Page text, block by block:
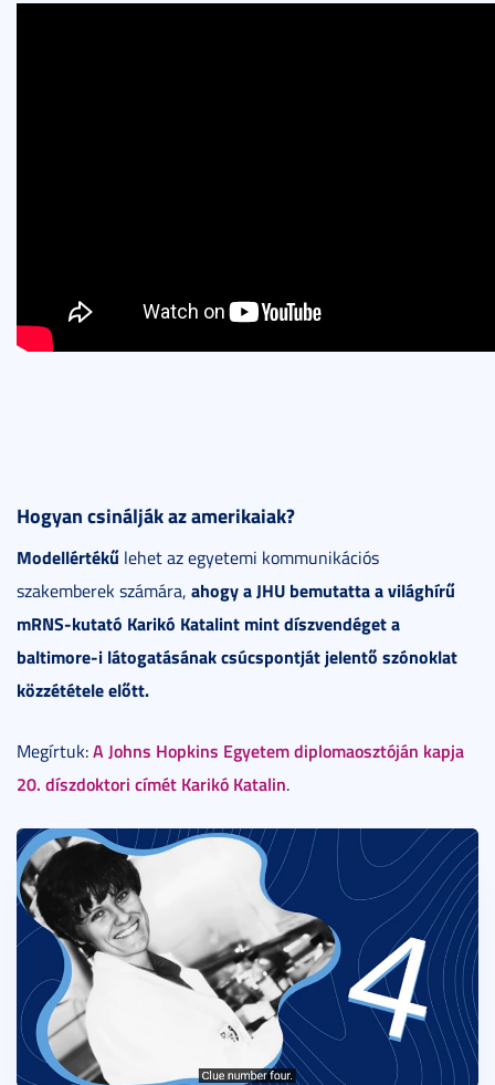
Hogyan csinálják az amerikaiak?
Modellértékű lehet az egyetemi kommunikációs
szakemberek számára, ahogy a JHU bemutatta a világhírű
mRNS-kutató Karikó Katalint mint díszvendéget a
baltimore-i látogatásának csúcspontját jelentő szónoklat
közzététele előtt.
Megírtuk:A Johns Hopkins Egyetem diplomaosztóján kapja
20. díszdoktori címét Karikó Katalin.